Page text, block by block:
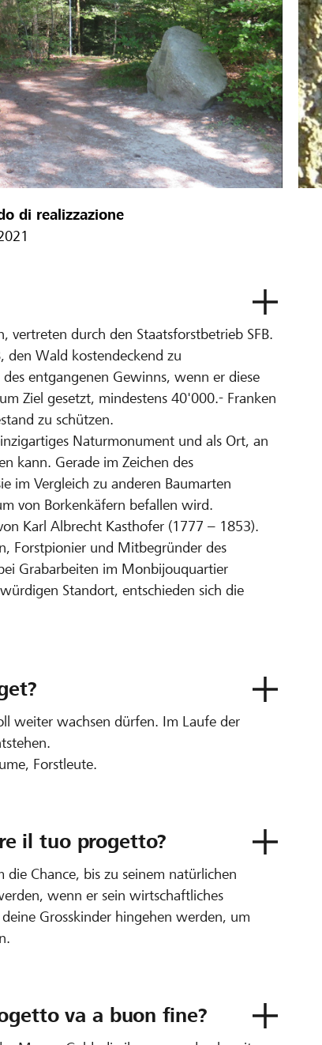
di realizzazione
vertreten durch den Staatsforstbetrieb SFB.
den Wald kostendeckend zu
entgangenen Gewinns, wenn er diese
Ziel gesetzt, mindestens 40'000.- Franken
zu schützen.
Naturmonument und als Ort, an
kann. Gerade im Zeichen des
im Vergleich zu anderen Baumarten
von Borkenkäfern befallen wird.
Karl Albrecht Kasthofer (1777 – 1853).
Forstpionier und Mitbegründer des
Grabarbeiten im Monbijouquartier
Standort, entschieden sich die
weiter wachsen dürfen. Im Laufe der
Forstleute.
il tuo progetto?
Chance, bis zu seinem natürlichen
wenn er sein wirtschaftliches
Grosskinder hingehen werden, um
va a buon fine?